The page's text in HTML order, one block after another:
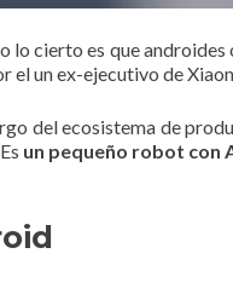
lo cierto es que
el un ex-ejecutivo de
del ecosistema de
un pequeño robot con